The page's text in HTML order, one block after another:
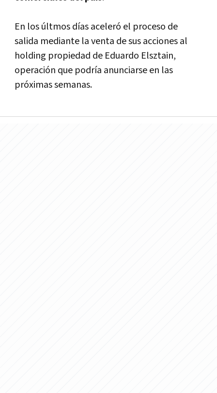
En los últmos dí­as aceleró el proceso de
salida mediante la venta de sus acciones al
holding propiedad de Eduardo Elsztain,
operación que podrí­a anunciarse en las
próximas semanas.